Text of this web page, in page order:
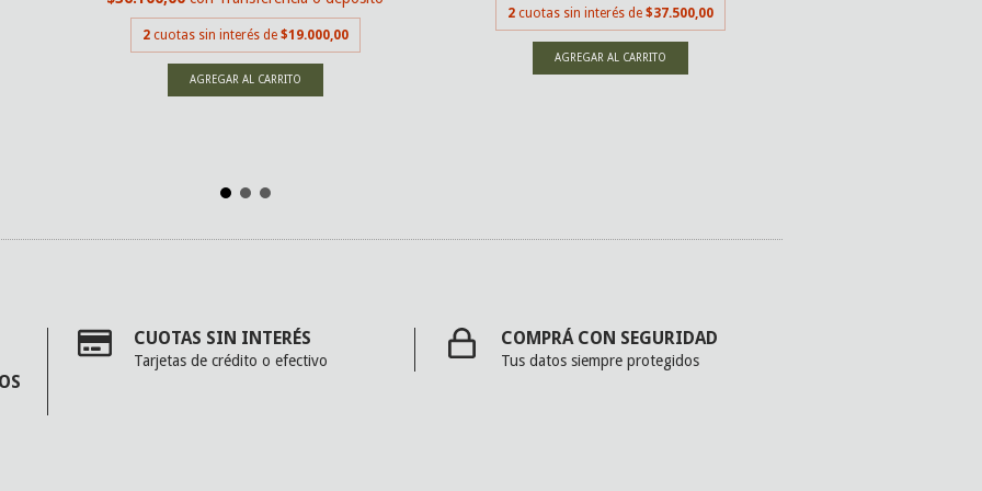
2 cuotas sin interés de $19.000,00
2 cuotas sin interés de$37.500,00
CUOTAS SIN INTERÉS
Tarjetas de crédito o efectivo
COMPRÁ CON SEGURIDAD
Tus datos siempre protegidos